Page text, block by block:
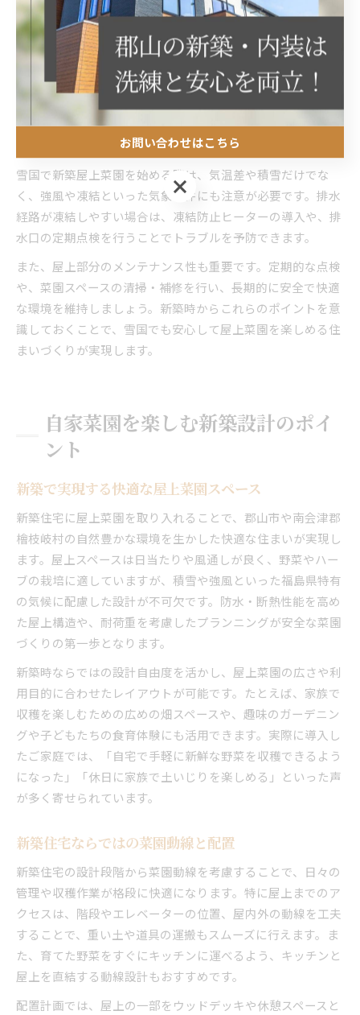
さらに、冬でも育てやすい品種選びや、LED照明による補光
など、最新技術を活用した栽培方法も注目されています。実
際に屋上菜園を導入したご家庭からは、「冬でも新鮮な野菜
を収穫でき、家族での食卓が豊かになった」という声も多く
寄せられています。
雪国ならではの新築屋上菜園の注意点
雪国で新築屋上菜園を始める際は、気温差や積雪だけでな
く、強風や凍結といった気象条件にも注意が必要です。排水
経路が凍結しやすい場合は、凍結防止ヒーターの導入や、排
水口の定期点検を行うことでトラブルを予防できます。
また、屋上部分のメンテナンス性も重要です。定期的な点検
や、菜園スペースの清掃・補修を行い、長期的に安全で快適
な環境を維持しましょう。新築時からこれらのポイントを意
識しておくことで、雪国でも安心して屋上菜園を楽しめる住
まいづくりが実現します。
自家菜園を楽しむ新築設計のポイ
ント
新築で実現する快適な屋上菜園スペース
新築住宅に屋上菜園を取り入れることで、郡山市や南会津郡
檜枝岐村の自然豊かな環境を生かした快適な住まいが実現し
ます。屋上スペースは日当たりや風通しが良く、野菜やハー
ブの栽培に適していますが、積雪や強風といった福島県特有
の気候に配慮した設計が不可欠です。防水・断熱性能を高め
た屋上構造や、耐荷重を考慮したプランニングが安全な菜園
づくりの第一歩となります。
新築時ならではの設計自由度を活かし、屋上菜園の広さや利
用目的に合わせたレイアウトが可能です。たとえば、家族で
収穫を楽しむための広めの畑スペースや、趣味のガーデニン
グや子どもたちの食育体験にも活用できます。実際に導入し
たご家庭では、「自宅で手軽に新鮮な野菜を収穫できるよう
になった」「休日に家族で土いじりを楽しめる」といった声
が多く寄せられています。
新築住宅ならではの菜園動線と配置
新築住宅の設計段階から菜園動線を考慮することで、日々の
管理や収穫作業が格段に快適になります。特に屋上までのア
クセスは、階段やエレベーターの位置、屋内外の動線を工夫
することで、重い土や道具の運搬もスムーズに行えます。ま
た、育てた野菜をすぐにキッチンに運べるよう、キッチンと
屋上を直結する動線設計もおすすめです。
配置計画では、屋上の一部をウッドデッキや休憩スペースと
お問い合わせはこちら
お問い合わせはこちら